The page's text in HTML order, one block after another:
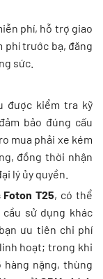
phí, hỗ trợ giao
phí trước bạ, đăng
sức.
được kiểm tra kỹ
bảo đúng cấu
mua phải xe kém
đồng thời nhận
lý ủy quyền.
Foton T25, có thể
sử dụng khác
ưu tiên chi phí
hoạt; trong khi
hàng nặng, thùng